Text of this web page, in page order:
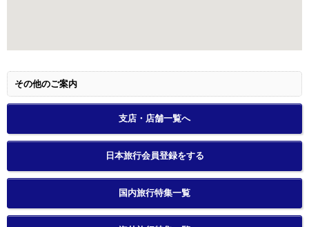
その他のご案内
支店・店舗一覧へ
日本旅行会員登録をする
国内旅行特集一覧